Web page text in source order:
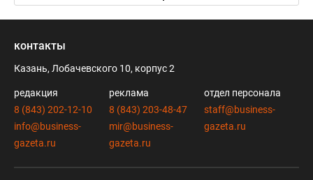
контакты
Казань, Лобачевского 10, корпус 2
редакция
8 (843) 202-12-10
info@business-
gazeta.ru
реклама
8 (843) 203-48-47
mir@business-
gazeta.ru
отдел персонала
staff@business-
gazeta.ru